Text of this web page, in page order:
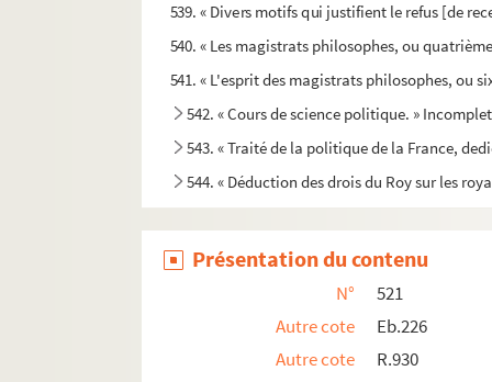
539. « Divers motifs qui justifient le refus [de
540. « Les magistrats philosophes, ou
541. « L'esprit des magistrats philosophes, ou
542. « Cours de science politique. »
543. « Traité de la politique de la France,
544. « Déduction des drois du Roy sur les
546. « Imperatoris Caesaris Justiniani
547. « Liber I. (II. III. IV.) Institutionum
548. « Institutionum [Justiniani]liber primus
549. « Institutiones Justiniani imperatoris,
Présentation du contenu
N°
521
Autre cote
Eb.226
Autre cote
R.930